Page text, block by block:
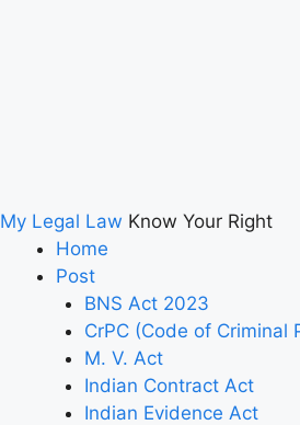
My Legal Law Know Your Right
Home
Post
BNS Act 2023
CrPC (Code of Criminal
M. V. Act
Indian Contract Act
Indian Evidence Act